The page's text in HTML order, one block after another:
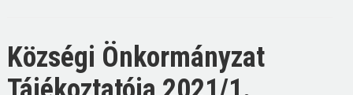
Községi Önkormányzat